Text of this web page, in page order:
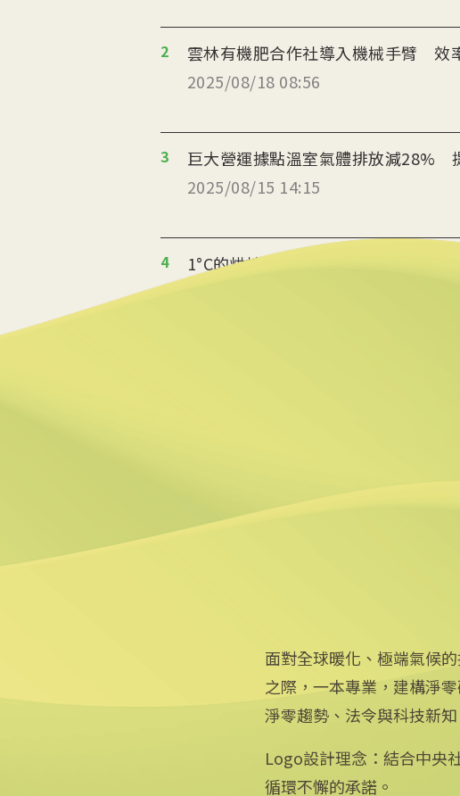
2
雲林有機肥合作社導入機械手臂 效
2025/08/18 08:56
3
巨大營運據點溫室氣體排放減28%
2025/08/15 14:15
4
1°C的烘焙革命 起士公爵用數據重建
2025/08/11 18:54
面對全球暖化、極端氣候
之際，一本專業，建構淨
淨零趨勢、法令與科技新
Logo設計理念：結合中央
循環不懈的承諾。